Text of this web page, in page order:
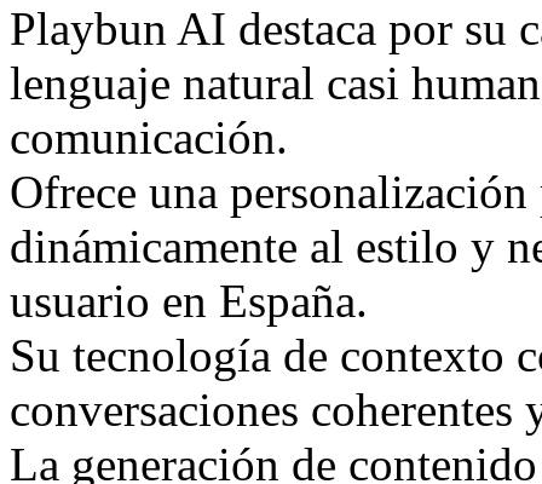
Playbun AI destaca por su
lenguaje natural casi
comunicación.
Ofrece una
dinámicamente al estilo y
usuario en España.
Su tecnología de contexto
conversaciones
La generación de